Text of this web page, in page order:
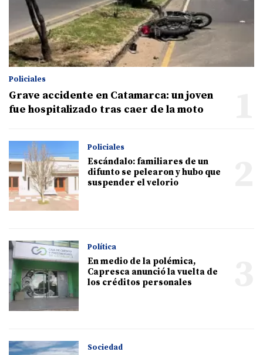
Policiales
Grave accidente en Catamarca: un joven
fue hospitalizado tras caer de la moto
Policiales
Escándalo: familiares de un
difunto se pelearon y hubo que
suspender el velorio
Política
En medio de la polémica,
Capresca anunció la vuelta de
los créditos personales
Sociedad